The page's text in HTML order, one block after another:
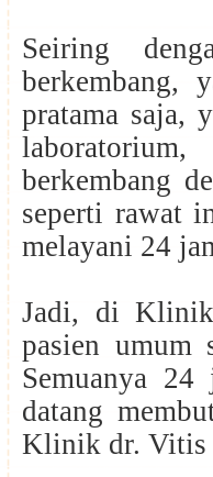
Seiring
berkembang,
pratama saja,
berkembang
seperti rawat
melayani 24
Jadi, di
pasien umum
Semuanya
datang
Klinik dr. Vitis